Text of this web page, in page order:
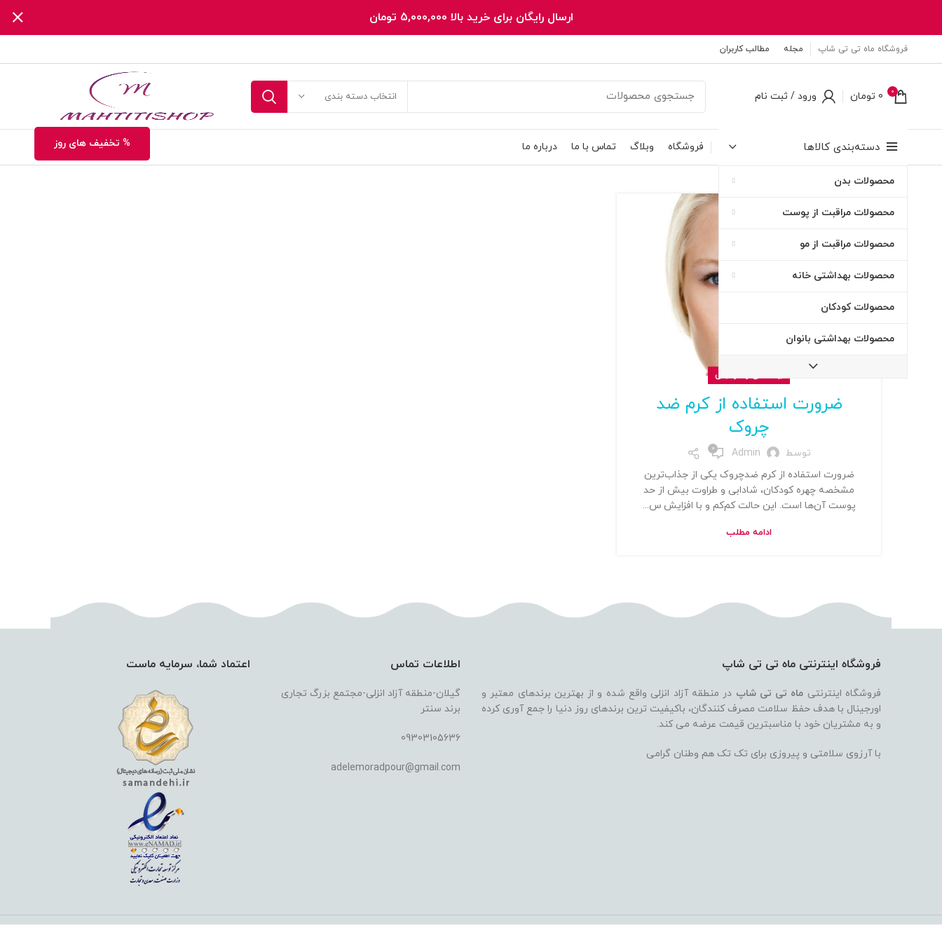
فروشگاه ماه تی تی شاپ مجله مطالب کاربران
0
0 تومان ورود / ثبت نام انتخاب دسته بندی
دسته‌بندی کالاها
محصولات بدن
محصولات مراقبت از پوست
محصولات مراقبت از مو
محصولات بهداشتی خانه
محصولات کودکان
محصولات بهداشتی بانوان
فروشگاه وبلاگ تماس با ما درباره ما % تخفیف های روز
۲۲
بهداشتی و مراقبتی
ضرورت استفاده از کرم ضد
چروک
توسط Admin
0
ضرورت استفاده از کرم ضدچروک یکی از جذاب‌ترین
مشخصه چهره کودکان، شادابی و طراوت بیش‌ از حد
پوست آن‌ها است. این حالت کم‌کم و با افزایش س...
ادامه مطلب
فروشگاه اینترنتی ماه تی تی شاپ
فروشگاه اینترنتی ماه تی تی شاپ در منطقه آزاد انزلی واقع شده و از بهترین برندهای معتبر و
اورجینال با هدف حفظ سلامت مصرف کنندگان، باکیفیت ترین برندهای روز دنیا را جمع آوری کرده
و به مشتریان خود با مناسبترین قیمت عرضه می کند.
با آرزوی سلامتی و پیروزی برای تک تک هم وطنان گرامی
اطلاعات تماس
گیلان-منطقه آزاد انزلی-مجتمع بزرگ تجاری
برند سنتر
09303105636
adelemoradpour@gmail.com
اعتماد شما، سرمایه ماست
ارسال رایگان برای خرید بالا 5,000,000 تومان